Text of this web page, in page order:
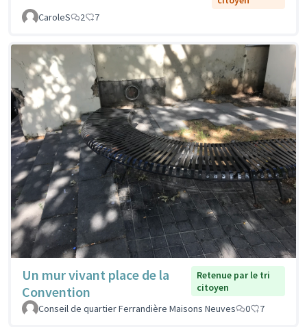
CaroleS
2 7
Un mur vivant place de la
Convention
Retenue par le tri
citoyen
Conseil de quartier Ferrandière Maisons Neuves
0 7